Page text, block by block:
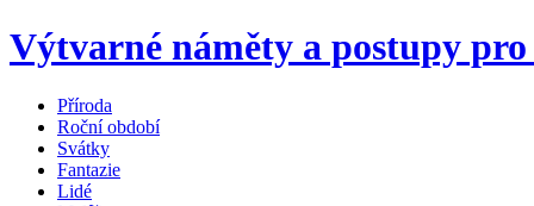
Výtvarné náměty a postupy
Příroda
Roční období
Svátky
Fantazie
Lidé